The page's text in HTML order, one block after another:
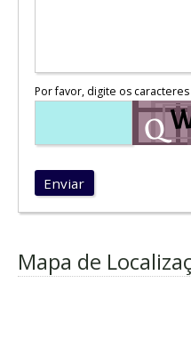
Por favor, digite os
Enviar
Mapa de